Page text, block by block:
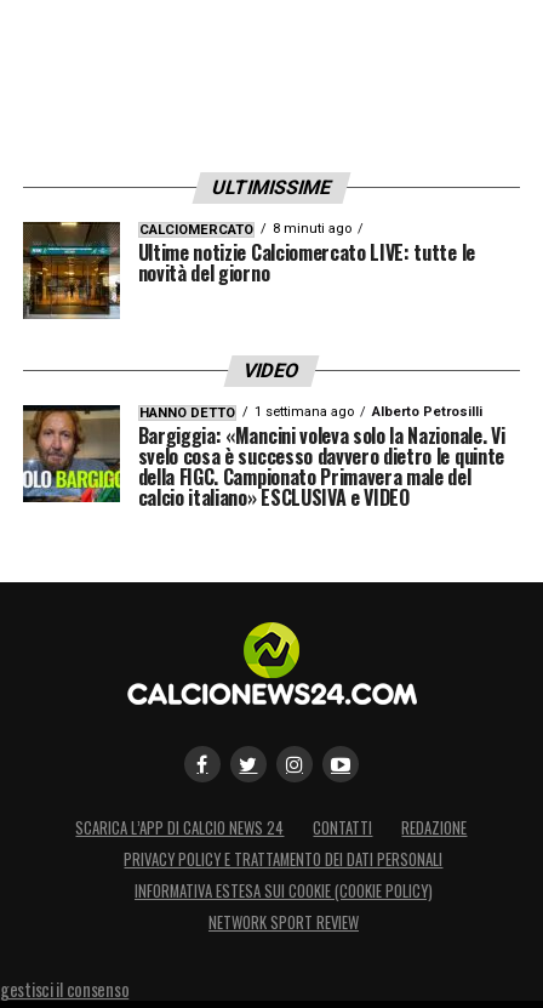
ULTIMISSIME
CALCIOMERCATO 8 minuti ago
Ultime notizie Calciomercato LIVE: tutte le
novità del giorno
VIDEO
HANNO DETTO 1 settimana ago Alberto Petrosilli
Bargiggia: «Mancini voleva solo la Nazionale. Vi
svelo cosa è successo davvero dietro le quinte
della FIGC. Campionato Primavera male del
calcio italiano» ESCLUSIVA e VIDEO
SCARICA L’APP DI CALCIO NEWS 24 CONTATTI
REDAZIONE
PRIVACY POLICY E TRATTAMENTO DEI DATI PERSONALI
INFORMATIVA ESTESA SUI COOKIE (COOKIE POLICY)
NETWORK SPORT REVIEW
gestisci il consenso